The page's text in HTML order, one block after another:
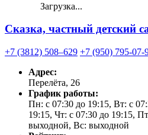
Загрузка...
Сказка, частный детский
+7 (3812) 508‒629 +7 (950) 795-07-
Адрес:
Перелёта, 26
График работы:
Пн: с 07:30 до 19:15, Вт: с
19:15, Чт: с 07:30 до 19:15,
выходной, Вс: выходной